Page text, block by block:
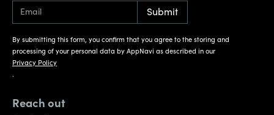
By submitting this form, you confirm that you agree to the storing and
processing of your personal data by AppNavi as described in our
Privacy Policy
.
Reach out